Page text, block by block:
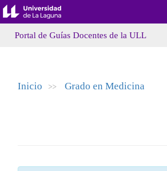
Portal de Guías Docentes de la ULL
Inicio >> Grado en Medicina